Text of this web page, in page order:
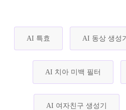
AI 특효 AI 동상 생성기
AI 치아 미백 필터
AI 여자친구 생성기